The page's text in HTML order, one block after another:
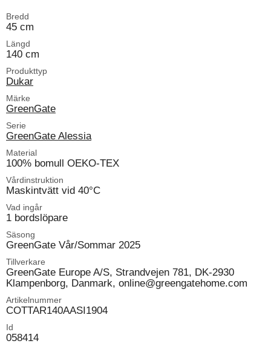
Bredd
45 cm
Längd
140 cm
Produkttyp
Dukar
Märke
GreenGate
Serie
GreenGate Alessia
Material
100% bomull OEKO-TEX
Vårdinstruktion
Maskintvätt vid 40°C
Vad ingår
1 bordslöpare
Säsong
GreenGate Vår/Sommar 2025
Tillverkare
GreenGate Europe A/S, Strandvejen 781, DK-2930
Klampenborg, Danmark, online@greengatehome.com
Artikelnummer
COTTAR140AASI1904
Id
058414